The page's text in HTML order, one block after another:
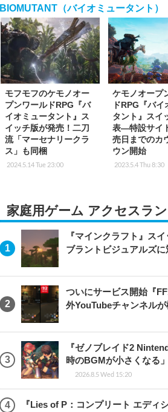
BIOMUTANT（バイオミュータント）
モフモフのケモノオー
プンワールドRPG『バ
イオミュータント』ス
イッチ版が発売！二刀
流「マーセナリークラ
ス」も同梱
2024.5.14 Tue 23:00
ケモノオープ
ドRPG『バイ
タント』スイ
表―特設サイ
売日までのカ
ウン開始
2023.5.4 Thu 8:30
家庭用ゲーム アクセスラ
『マインクラフト』ス
ブラントビジュアルズ
ついにサービス開始『
外YouTubeチャンネル
『ゼノブレイド2
時のBGMが小さくなる
2026.8.5 Wed 15:20
『Lies of P：コンプリート エデ